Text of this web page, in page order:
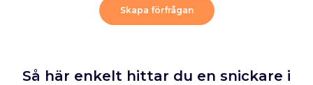
Skapa förfrågan
Så här enkelt hittar du en snickare i